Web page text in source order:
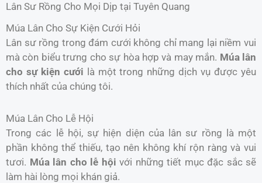
Lân Sư Rồng Cho Mọi Dịp tại Tuyên Quang
Múa Lân Cho Sự Kiện Cưới Hỏi
Lân sư rồng trong đám cưới không chỉ mang lại niềm vui
mà còn biểu trưng cho sự hòa hợp và may mắn. Múa lân
cho sự kiện cưới là một trong những dịch vụ được yêu
thích nhất của chúng tôi.
Múa Lân Cho Lễ Hội
Trong các lễ hội, sự hiện diện của lân sư rồng là một
phần không thể thiếu, tạo nên không khí rộn ràng và vui
tươi. Múa lân cho lễ hội với những tiết mục đặc sắc sẽ
làm hài lòng mọi khán giả.